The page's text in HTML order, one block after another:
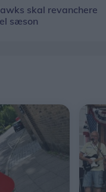
skal revanchere
sæson